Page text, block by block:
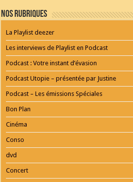
SERVICE
ONLINE
AGENTUR
MAINZ
Playlist
Nos Rubriques
La Playlist deezer
Les interviews de Playlist en Podcast
Podcast : Votre instant d’évasion
Podcast Utopie – présentée par Justine
Podcast – Les émissions Spéciales
Bon Plan
Cinéma
Conso
dvd
Concert